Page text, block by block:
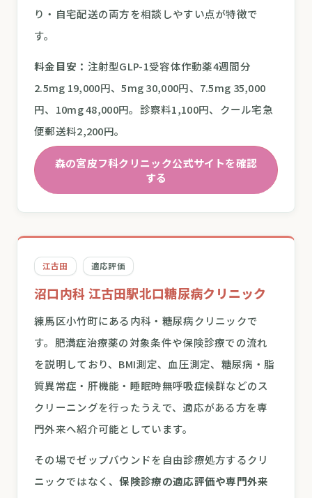
り・自宅配送の両方を相談しやすい点が特徴で
す。
料金目安： 注射型GLP-1受容体作動薬4週間分
2.5mg 19,000円、5mg 30,000円、7.5mg 35,000
円、10mg 48,000円。診察料1,100円、クール宅急
便郵送料2,200円。
森の宮皮フ科クリニック公式サイトを確認
する
江古田 適応評価
沼口内科 江古田駅北口糖尿病クリニック
練馬区小竹町にある内科・糖尿病クリニックで
す。肥満症治療薬の対象条件や保険診療での流れ
を説明しており、BMI測定、血圧測定、糖尿病・脂
質異常症・肝機能・睡眠時無呼吸症候群などのス
クリーニングを行ったうえで、適応がある方を専
門外来へ紹介可能としています。
その場でゼップバウンドを自由診療処方するクリ
ニックではなく、保険診療の適応評価や専門外来